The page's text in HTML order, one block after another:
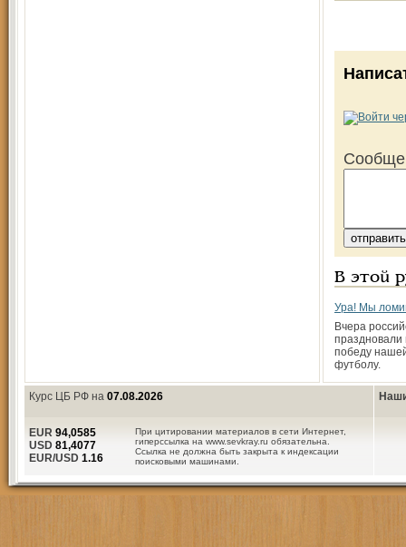
В этой
Ура! Мы
Вчера
победу
футболу.
Курс ЦБ РФ на 07.08.2026
При цитировании материалов в сети Интернет,
гиперссылка на www.sevkray.ru обязательна.
Ссылка не должна быть закрыта к индексации
поисковыми машинами.
EUR 94,0585
USD 81,4077
EUR/USD 1.16